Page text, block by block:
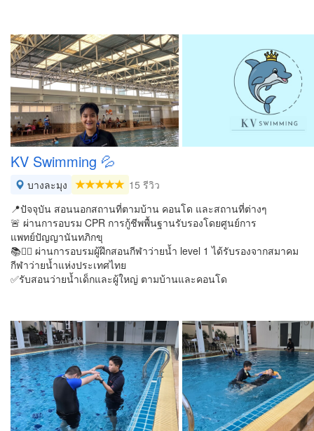
KV Swimming 💦
บางละมุง
15 รีวิว
📍ปัจจุบัน สอนนอกสถานที่ตามบ้าน คอนโด และสถานที่ต่างๆ
🚨 ผ่านการอบรม CPR การกู้ชีพพื้นฐานรับรองโดยศูนย์การ
แพทย์ปัญญานันทภิกขุ
📚🏊‍♂️ ผ่านการอบรมผู้ฝึกสอนกีฬาว่ายน้ำ level 1 ได้รับรองจากสมาคม
กีฬาว่ายน้ำแห่งประเทศไทย
✅รับสอนว่ายน้ำเด็กและผู้ใหญ่ ตามบ้านและคอนโด